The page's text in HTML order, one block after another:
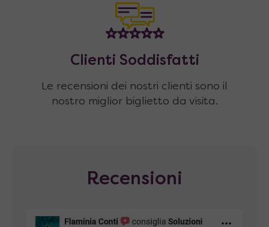
Clienti Soddisfatti
Le recensioni dei nostri clienti sono il
nostro miglior biglietto da visita.
Recensioni